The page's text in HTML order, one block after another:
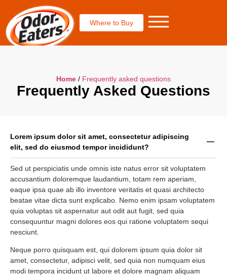
Where to Buy
Home / Frequently asked questions
Frequently Asked Questions
Lorem ipsum dolor sit amet, consectetur adipiscing
elit, sed do eiusmod tempor incididunt?
Sed ut perspiciatis unde omnis iste natus error sit voluptatem
accusantium doloremque laudantium, totam rem aperiam,
eaque ipsa quae ab illo inventore veritatis et quasi architecto
beatae vitae dicta sunt explicabo. Nemo enim ipsam voluptatem
quia voluptas sit aspernatur aut odit aut fugit, sed quia
consequuntur magni dolores eos qui ratione voluptatem sequi
nesciunt.
Neque porro quisquam est, qui dolorem ipsum quia dolor sit
amet, consectetur, adipisci velit, sed quia non numquam eius
modi tempora incidunt ut labore et dolore magnam aliquam